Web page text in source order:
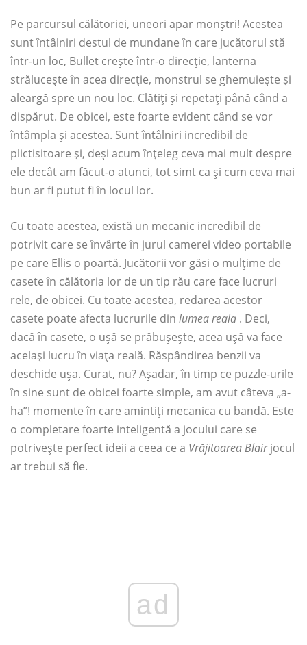
Pe parcursul călătoriei, uneori apar monștri! Acestea
sunt întâlniri destul de mundane în care jucătorul stă
într-un loc, Bullet crește într-o direcție, lanterna
strălucește în acea direcție, monstrul se ghemuiește și
aleargă spre un nou loc. Clătiți și repetați până când a
dispărut. De obicei, este foarte evident când se vor
întâmpla și acestea. Sunt întâlniri incredibil de
plictisitoare și, deși acum înțeleg ceva mai mult despre
ele decât am făcut-o atunci, tot simt ca și cum ceva mai
bun ar fi putut fi în locul lor.
Cu toate acestea, există un mecanic incredibil de
potrivit care se învârte în jurul camerei video portabile
pe care Ellis o poartă. Jucătorii vor găsi o mulțime de
casete în călătoria lor de un tip rău care face lucruri
rele, de obicei. Cu toate acestea, redarea acestor
casete poate afecta lucrurile din lumea reala . Deci,
dacă în casete, o ușă se prăbușește, acea ușă va face
același lucru în viața reală. Răspândirea benzii va
deschide ușa. Curat, nu? Așadar, în timp ce puzzle-urile
în sine sunt de obicei foarte simple, am avut câteva „a-
ha”! momente în care amintiți mecanica cu bandă. Este
o completare foarte inteligentă a jocului care se
potrivește perfect ideii a ceea ce a Vrăjitoarea Blairjocul
ar trebui să fie.
ad